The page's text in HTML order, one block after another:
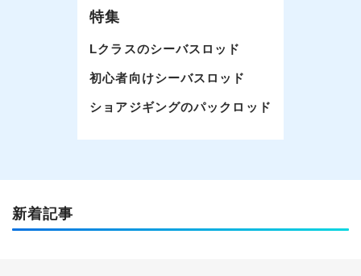
特集
Lクラスのシーバスロッド
初心者向けシーバスロッド
ショアジギングのパックロッド
新着記事